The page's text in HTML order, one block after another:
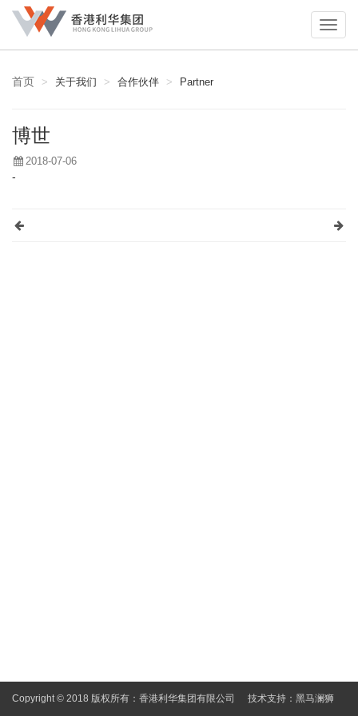
首页 关于我们 合作伙伴 Partner
博世
2018-07-06
-
Copyright © 2018 版权所有：香港利华集团有限公司 技术支持： 黑马澜狮